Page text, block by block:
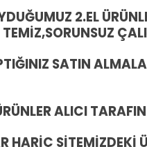
2.EL
TEMİZ,SORUNSUZ
SATIN
ALICI
HARİÇ